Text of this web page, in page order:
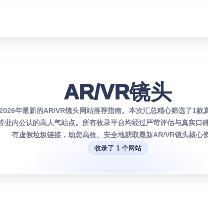
AR/VR镜头
年最新的AR/VR镜头网站推荐指南。本次汇总精心筛选了1款
业内公认的高人气站点。所有收录平台均经过严苛评估与真实口
有虚假垃圾链接，助您高效、安全地获取最新AR/VR镜头核心资
收录了 1 个网站